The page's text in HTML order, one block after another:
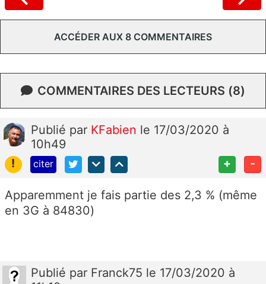
ACCÉDER AUX 8 COMMENTAIRES
COMMENTAIRES DES LECTEURS (8)
Publié par KFabien le 17/03/2020 à
10h49
!
citer + -
Apparemment je fais partie des 2,3 % (même
en 3G à 84830)
Publié par Franck75 le 17/03/2020 à